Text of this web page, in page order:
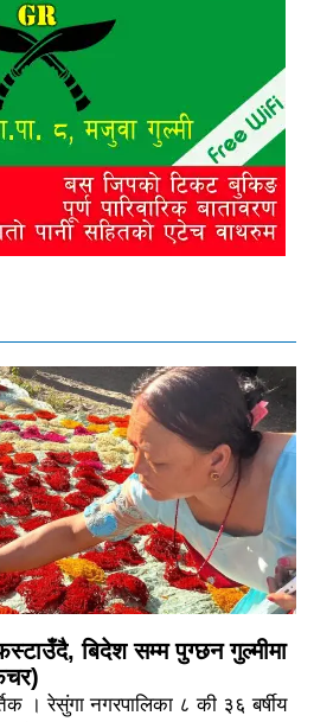
फस्टाउँदै, बिदेश सम्म पुग्छन गुल्मीमा
। रेसुंगा नगरपालिका ८ की ३६ बर्षीय